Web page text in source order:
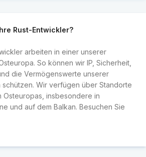
Rust-Entwickler?
arbeiten in einer unserer
So können wir IP, Sicherheit,
die Vermögenswerte unserer
Wir verfügen über Standorte
Osteuropas, insbesondere in
und auf dem Balkan. Besuchen Sie